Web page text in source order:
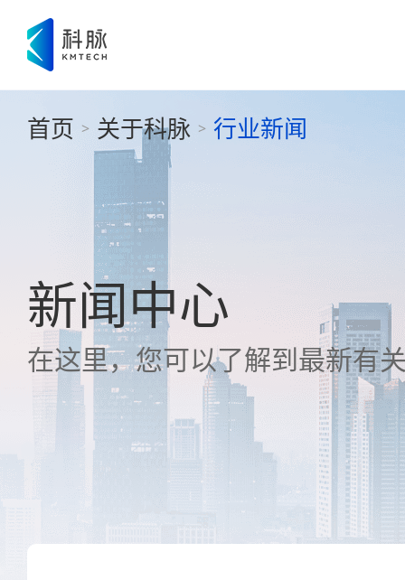
首页 > 关于科脉 > 行业新闻
新闻中心
在这里，您可以了解到最新有